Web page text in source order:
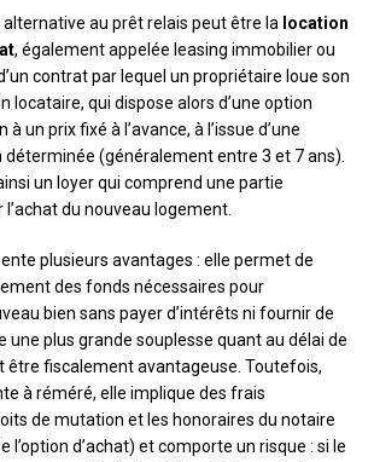
alternative au prêt relais peut être la location
, également appelée leasing immobilier ou
contrat par lequel un propriétaire loue son
locataire, qui dispose alors d’une option
un prix fixé à l’avance, à l’issue d’une
déterminée (généralement entre 3 et 7 ans).
un loyer qui comprend une partie
du nouveau logement.
plusieurs avantages : elle permet de
des fonds nécessaires pour
bien sans payer d’intérêts ni fournir de
une plus grande souplesse quant au délai de
être fiscalement avantageuse. Toutefois,
à réméré, elle implique des frais
de mutation et les honoraires du notaire
l’option d’achat) et comporte un risque : si le